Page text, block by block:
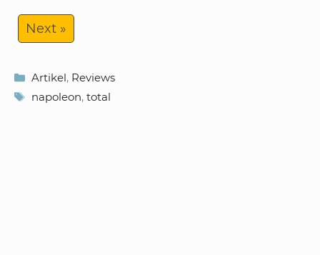
Next »
Kategorien
Artikel, Reviews
Schlagwörter
napoleon, total